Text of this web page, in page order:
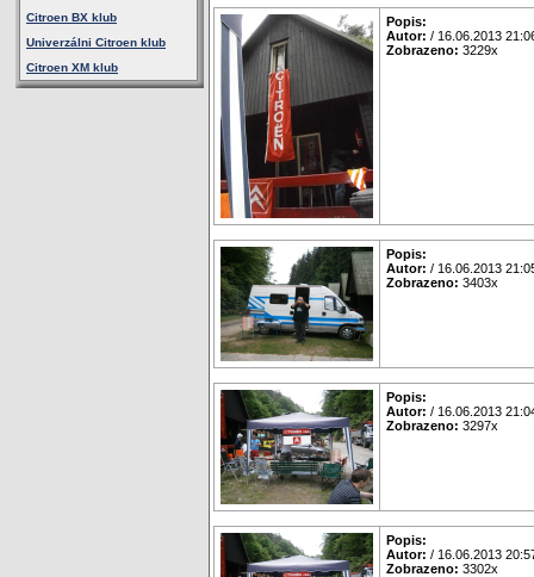
Citroen BX klub
Univerzálni Citroen klub
Citroen XM klub
Popis:
Autor: / 16.06.2013
Zobrazeno: 3229x
Popis:
Autor: / 16.06.2013
Zobrazeno: 3403x
Popis:
Autor: / 16.06.2013
Zobrazeno: 3297x
Popis:
Autor: / 16.06.2013
Zobrazeno: 3302x